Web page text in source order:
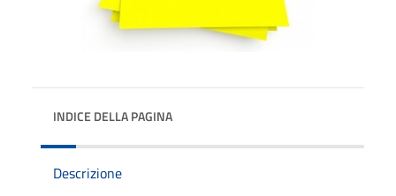
INDICE DELLA PAGINA
Descrizione